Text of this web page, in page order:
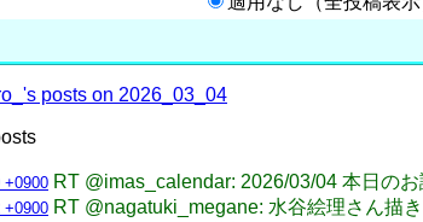
posts on 2026_03_04
+0900 RT @imas_calendar: 2026/03/04 本日の
+0900 RT @nagatuki_megane: 水谷絵理さん描